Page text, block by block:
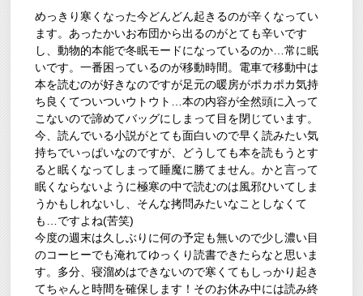
めっきり寒くなった今どんどん起きるのが辛くなってい
ます。あったかいお布団から出るのがとても辛いです
し、動物的本能で冬眠モードになっているのか…常に眠
いです。一番困っているのが移動時間。電車で移動中は
本を読むのが好きなのですが足元の暖房がポカポカ気持
ち良くてついついウトウト…本の内容が全然頭に入って
こないので諦めてバッグにしまって目を閉じています。
今、読んでいる小説がとても面白いので早く読みたい気
持ちでいっぱいなのですが、どうしても本を読もうとす
ると眠くなってしまって睡魔に勝てません。かと言って
眠くならないように極寒の中で読むのは風邪ひいてしま
うかもしれないし、そんな拷問みたいなことしなくて
も…ですよね(苦笑)
今度の週末は久しぶりに何の予定も無いので少し濃い目
のコーヒーでも淹れてゆっくり読書できたらなと思いま
す。多分、寝溜めはできないので寒くてもしっかり起き
てちゃんと時間を確保します！そのお休み中には読み終